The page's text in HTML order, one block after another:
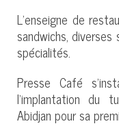
L’enseigne de
sandwichs,
spécialités.
Presse Café
l’implantation du
Abidjan pour sa